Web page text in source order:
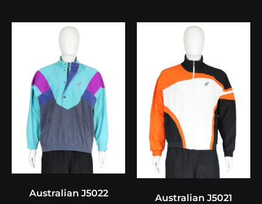
Australian J5022 Australian J5021